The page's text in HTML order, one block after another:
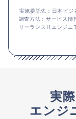
実施委託先：日本ビ
調査方法：サービス情
リーランスITエンジニ
実
エンジ